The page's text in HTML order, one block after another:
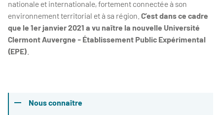
nationale et internationale, fortement connectée à son
environnement territorial et à sa région. C’est dans ce cadre
que le 1er janvier 2021 a vu naître la nouvelle Université
Clermont Auvergne - Établissement Public Expérimental
(EPE)
Nous connaître